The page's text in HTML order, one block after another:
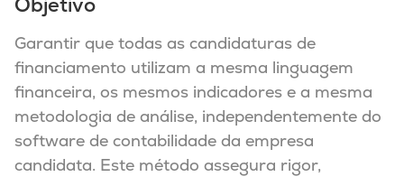
Garantir que todas as candidaturas de
financiamento utilizam a mesma linguagem
financeira, os mesmos indicadores e a mesma
metodologia de análise, independentemente do
software de contabilidade da empresa
candidata. Este método assegura rigor,